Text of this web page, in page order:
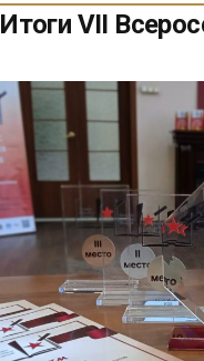
Итоги VII